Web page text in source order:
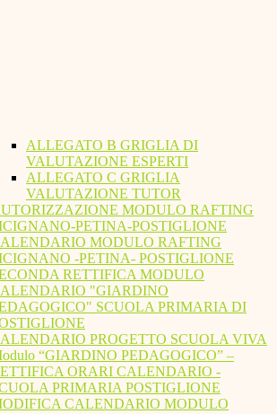
ALLEGATO B GRIGLIA DI
VALUTAZIONE ESPERTI
ALLEGATO C GRIGLIA
VALUTAZIONE TUTOR
MODULO RAFTING
PETINA-POSTIGLIONE
MODULO RAFTING
-PETINA- POSTIGLIONE
RETTIFICA MODULO
"GIARDINO
SCUOLA PRIMARIA DI
PROGETTO SCUOLA VIVA
“GIARDINO PEDAGOGICO” –
ORARI CALENDARIO -
PRIMARIA POSTIGLIONE
CALENDARIO MODULO